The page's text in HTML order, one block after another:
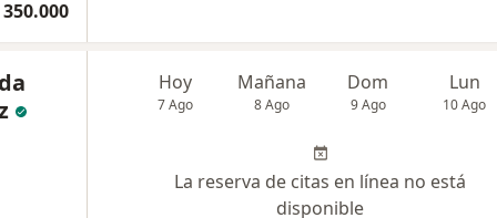
Hoy
7 Ago
Mañana
8 Ago
Dom
9 Ago
Lun
10 Ago
La reserva de citas en línea no está
disponible